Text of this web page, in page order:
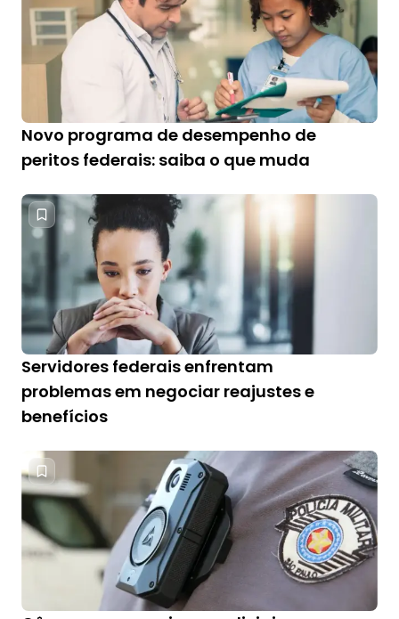
Novo programa de desempenho de
peritos federais: saiba o que muda
Servidores federais enfrentam
problemas em negociar reajustes e
benefícios